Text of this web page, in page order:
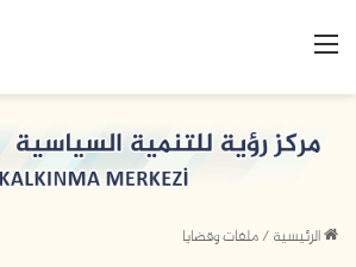
القائمة
الرئيسية/ملفات وقضايا